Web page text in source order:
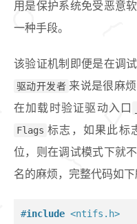
用是保护系统免受恶意
一种手段。
该验证机制即便是在调
驱动开发者 来说是很麻
在加载时验证驱动入口
Flags 标志，如果此标
位，则在调试模式下就
名的麻烦，完整代码如下
#include <ntifs.h>